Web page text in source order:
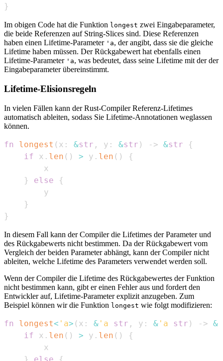
}
Im obigen Code hat die Funktion longest zwei Eingabeparameter,
die beide Referenzen auf String-Slices sind. Diese Referenzen
haben einen Lifetime-Parameter 'a, der angibt, dass sie die gleiche
Lifetime haben müssen. Der Rückgabewert hat ebenfalls einen
Lifetime-Parameter 'a, was bedeutet, dass seine Lifetime mit der der
Eingabeparameter übereinstimmt.
Lifetime-Elisionsregeln
In vielen Fällen kann der Rust-Compiler Referenz-Lifetimes
automatisch ableiten, sodass Sie Lifetime-Annotationen weglassen
können.
fn longest ( x : &str , y : &str ) -> &str
{
if x . len ( ) > y . len ( )
{
}
else
{
}
}
In diesem Fall kann der Compiler die Lifetimes der Parameter und
des Rückgabewerts nicht bestimmen. Da der Rückgabewert vom
Vergleich der beiden Parameter abhängt, kann der Compiler nicht
ableiten, welche Lifetime des Parameters verwendet werden soll.
Wenn der Compiler die Lifetime des Rückgabewertes der Funktion
nicht bestimmen kann, gibt er einen Fehler aus und fordert den
Entwickler auf, Lifetime-Parameter explizit anzugeben. Zum
Beispiel können wir die Funktion longest wie folgt modifizieren:
fn longest< 'a> ( x : & 'a str , y : & 'a str ) -> &
if x . len ( ) > y . len ( )
{
}
else
{